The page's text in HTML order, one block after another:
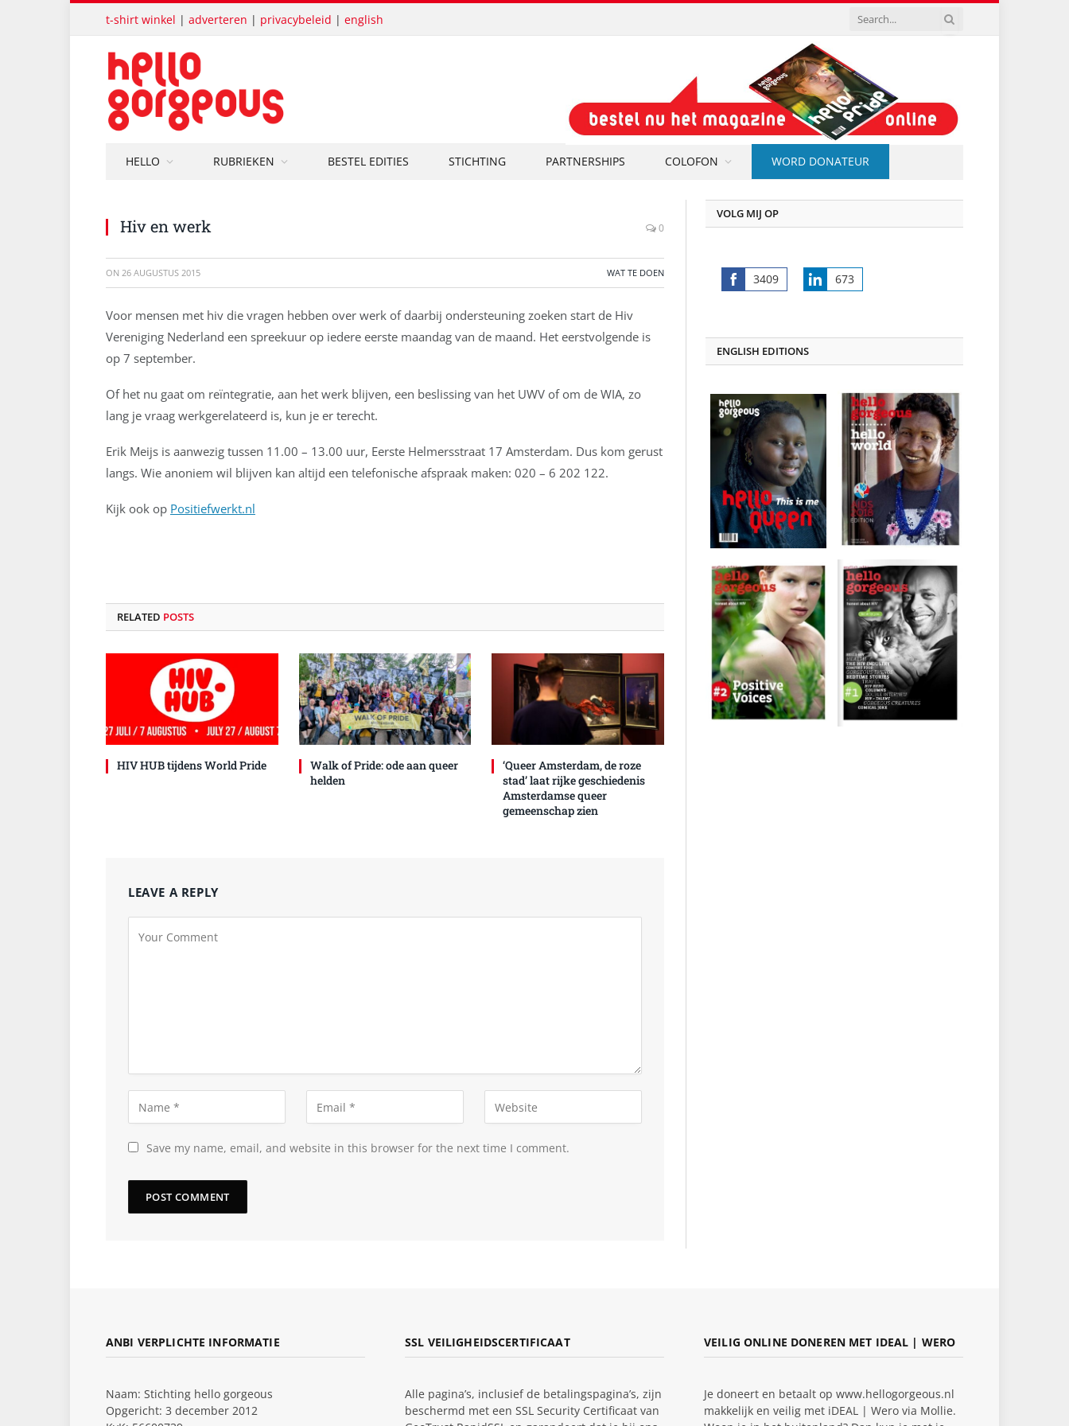
t-shirt winkel | adverteren | privacybeleid | english
HELLO RUBRIEKEN BESTEL EDITIES STICHTING PARTNERSHIPS COLOFON WORD DONATEUR
Hiv en werk 0
ON 26 AUGUSTUS 2015 WAT TE DOEN
Voor mensen met hiv die vragen hebben over werk of daarbij ondersteuning zoeken start de Hiv
Vereniging Nederland een spreekuur op iedere eerste maandag van de maand. Het eerstvolgende is
op 7 september.
Of het nu gaat om reïntegratie, aan het werk blijven, een beslissing van het UWV of om de WIA, zo
lang je vraag werkgerelateerd is, kun je er terecht.
Erik Meijs is aanwezig tussen 11.00 – 13.00 uur, Eerste Helmersstraat 17 Amsterdam. Dus kom gerust
langs. Wie anoniem wil blijven kan altijd een telefonische afspraak maken: 020 – 6 202 122.
Kijk ook op Positiefwerkt.nl
RELATED POSTS
HIV HUB tijdens World Pride
Walk of Pride: ode aan queer
helden
‘Queer Amsterdam, de roze
stad’ laat rijke geschiedenis
Amsterdamse queer
gemeenschap zien
LEAVE A REPLY
Save my name, email, and website in this browser for the next time I comment.
VOLG MIJ OP
3409
Share
673
Share
ENGLISH EDITIONS
ANBI VERPLICHTE INFORMATIE
Naam: Stichting hello gorgeous
Opgericht: 3 december 2012
SSL VEILIGHEIDSCERTIFICAAT
Alle pagina’s, inclusief de betalingspagina’s, zijn
beschermd met een SSL Security Certificaat van
VEILIG ONLINE DONEREN MET IDEAL | WERO
Je doneert en betaalt op www.hellogorgeous.nl
makkelijk en veilig met iDEAL | Wero via Mollie.